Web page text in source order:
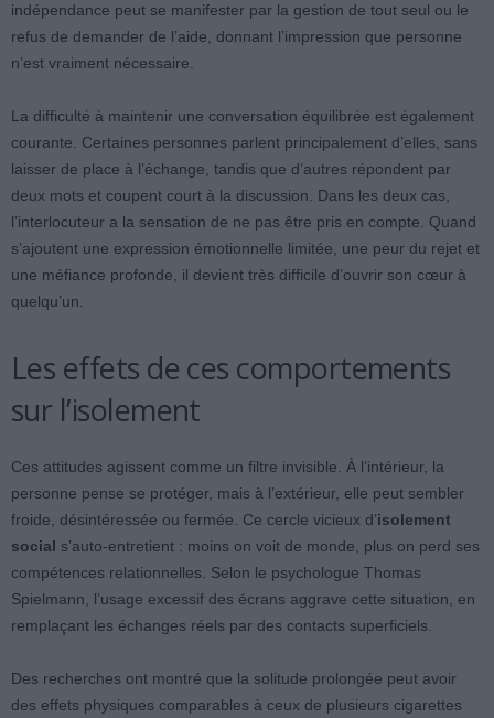
indépendance peut se manifester par la gestion de tout seul ou le
refus de demander de l’aide, donnant l’impression que personne
n’est vraiment nécessaire.
La difficulté à maintenir une conversation équilibrée est également
courante. Certaines personnes parlent principalement d’elles, sans
laisser de place à l’échange, tandis que d’autres répondent par
deux mots et coupent court à la discussion. Dans les deux cas,
l’interlocuteur a la sensation de ne pas être pris en compte. Quand
s’ajoutent une expression émotionnelle limitée, une peur du rejet et
une méfiance profonde, il devient très difficile d’ouvrir son cœur à
quelqu’un.
Les effets de ces comportements
sur l’isolement
Ces attitudes agissent comme un filtre invisible. À l’intérieur, la
personne pense se protéger, mais à l’extérieur, elle peut sembler
froide, désintéressée ou fermée. Ce cercle vicieux d’isolement
social s’auto-entretient : moins on voit de monde, plus on perd ses
compétences relationnelles. Selon le psychologue Thomas
Spielmann, l’usage excessif des écrans aggrave cette situation, en
remplaçant les échanges réels par des contacts superficiels.
Des recherches ont montré que la solitude prolongée peut avoir
des effets physiques comparables à ceux de plusieurs cigarettes